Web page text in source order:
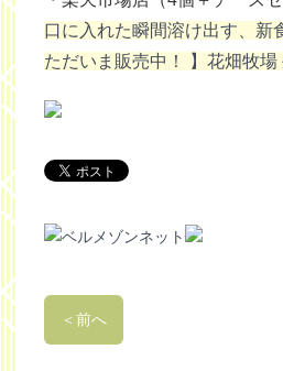
口に入れた瞬間溶け出す、新
ただいま販売中！ 】花畑牧
＜前へ